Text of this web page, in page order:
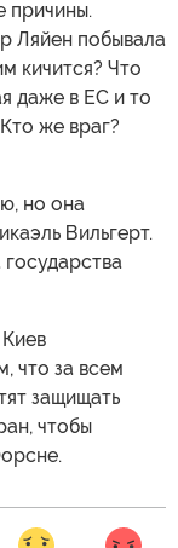
причины.
Ляйен побывала
кичится? Что
даже в ЕС и то
же враг?
но она
Вильгерт.
что за всем
защищать
чтобы